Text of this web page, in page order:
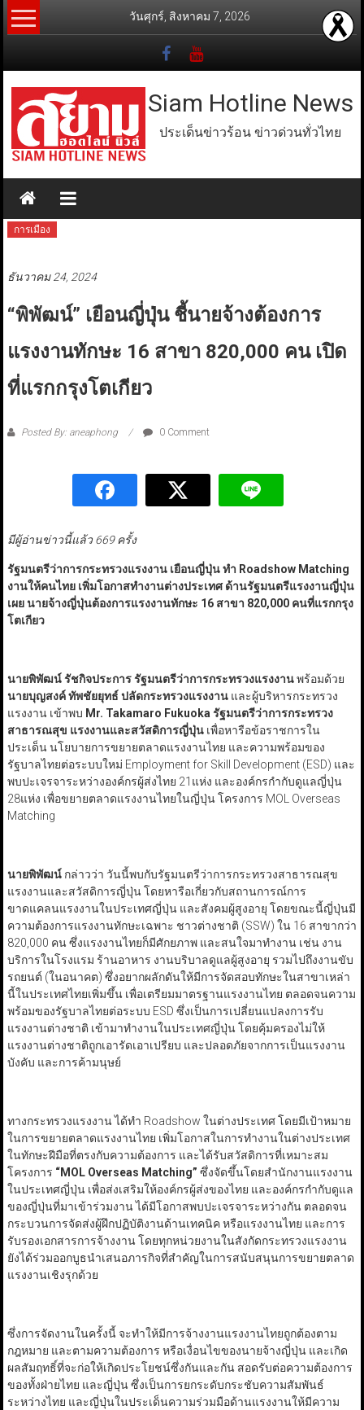
Skip
to
วันศุกร์, สิงหาคม 7, 2026
Siam Hotline News
ประเด็นข่าวร้อน ข่าวด่วนทั่วไทย
การเมือง
ธันวาคม 24, 2024
“พิพัฒน์” เยือนญี่ปุ่น ชี้นายจ้างต้องการ
แรงงานทักษะ 16 สาขา 820,000 คน เปิด
ที่แรกกรุงโตเกียว
Posted By: aneaphong 0 Comment
มีผู้อ่านข่าวนี้แล้ว 669 ครั้ง
รัฐมนตรีว่าการกระทรวงแรงงาน เยือนญี่ปุ่น ทำ Roadshow Matching
งานให้คนไทย เพิ่มโอกาสทำงานต่างประเทศ ด้านรัฐมนตรีแรงงานญี่ปุ่น
เผย นายจ้างญี่ปุ่นต้องการแรงงานทักษะ 16 สาขา 820,000 คนที่แรกกรุง
โตเกียว
นายพิพัฒน์ รัชกิจประการ รัฐมนตรีว่าการกระทรวงแรงงานพร้อมด้วย
นายบุญสงค์ ทัพชัยยุทธ์ ปลัดกระทรวงแรงงาน และผู้บริหารกระทรวง
แรงงาน เข้าพบ Mr. Takamaro Fukuoka รัฐมนตรีว่าการกระทรวง
สาธารณสุข แรงงานและสวัสดิการญี่ปุ่น เพื่อหารือข้อราชการใน
ประเด็น นโยบายการขยายตลาดแรงงานไทย และความพร้อมของ
รัฐบาลไทยต่อระบบใหม่ Employment for Skill Development (ESD) และ
พบปะเจรจาระหว่างองค์กรผู้ส่งไทย 21แห่ง และองค์กรกำกับดูแลญี่ปุ่น
28แห่ง เพื่อขยายตลาดแรงงานไทยในญี่ปุ่น โครงการ MOL Overseas
Matching
นายพิพัฒน์กล่าวว่า วันนี้พบกับรัฐมนตรีว่าการกระทรวงสาธารณสุข
แรงงานและสวัสดิการญี่ปุ่น โดยหารือเกี่ยวกับสถานการณ์การ
ขาดแคลนแรงงานในประเทศญี่ปุ่น และสังคมผู้สูงอายุ โดยขณะนี้ญี่ปุ่นมี
ความต้องการแรงงานทักษะเฉพาะ ชาวต่างชาติ (SSW) ใน 16 สาขากว่า
820,000 คน ซึ่งแรงงานไทยก็มีศักยภาพ และสนใจมาทำงาน เช่น งาน
บริการในโรงแรม ร้านอาหาร งานบริบาลดูแลผู้สูงอายุ รวมไปถึงงานขับ
รถยนต์ (ในอนาคต) ซึ่งอยากผลักดันให้มีการจัดสอบทักษะในสาขาเหล่า
นี้ในประเทศไทยเพิ่มขึ้น เพื่อเตรียมมาตรฐานแรงงานไทย ตลอดจนความ
พร้อมของรัฐบาลไทยต่อระบบ ESD ซึ่งเป็นการเปลี่ยนแปลงการรับ
แรงงานต่างชาติ เข้ามาทำงานในประเทศญี่ปุ่น โดยคุ้มครองไม่ให้
แรงงานต่างชาติถูกเอารัดเอาเปรียบ และปลอดภัยจากการเป็นแรงงาน
บังคับ และการค้ามนุษย์
ทางกระทรวงแรงงาน ได้ทำ Roadshow ในต่างประเทศ โดยมีเป้าหมาย
ในการขยายตลาดแรงงานไทย เพิ่มโอกาสในการทำงานในต่างประเทศ
ในทักษะฝีมือที่ตรงกับความต้องการ และได้รับสวัสดิการที่เหมาะสม
โครงการ “MOL Overseas Matching” ซึ่งจัดขึ้นโดยสำนักงานแรงงาน
ในประเทศญี่ปุ่น เพื่อส่งเสริมให้องค์กรผู้ส่งของไทย และองค์กรกำกับดูแล
ของญี่ปุ่นที่มาเข้าร่วมงาน ได้มีโอกาสพบปะเจรจาระหว่างกัน ตลอดจน
กระบวนการจัดส่งผู้ฝึกปฏิบัติงานด้านเทคนิค หรือแรงงานไทย และการ
รับรองเอกสารการจ้างงาน โดยทุกหน่วยงานในสังกัดกระทรวงแรงงาน
ยังได้ร่วมออกบูธนำเสนอภารกิจที่สำคัญในการสนับสนุนการขยายตลาด
แรงงานเชิงรุกด้วย
ซึ่งการจัดงานในครั้งนี้ จะทำให้มีการจ้างงานแรงงานไทยถูกต้องตาม
กฎหมาย และตามความต้องการ หรือเงื่อนไขของนายจ้างญี่ปุ่น และเกิด
ผลสัมฤทธิ์ที่จะก่อให้เกิดประโยชน์ซึ่งกันและกัน สอดรับต่อความต้องการ
ของทั้งฝ่ายไทย และญี่ปุ่น ซึ่งเป็นการยกระดับกระชับความสัมพันธ์
ระหว่างไทย และญี่ปุ่นในประเด็นความร่วมมือด้านแรงงานให้มีความ